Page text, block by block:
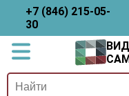
+7 (846) 215-05-
30